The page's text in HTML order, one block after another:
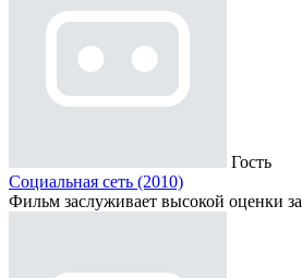
Гость
Социальная сеть (2010)
Фильм заслуживает высокой оценки за